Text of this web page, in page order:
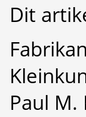
Dit
Paul M.